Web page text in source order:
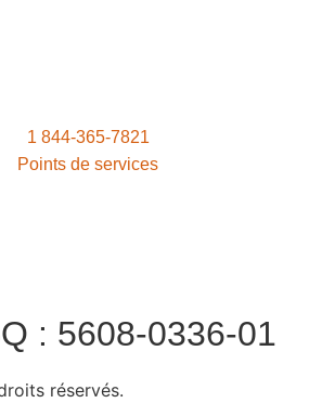
1 844-365-7821
Points de services
: 5608-0336-01
réservés.